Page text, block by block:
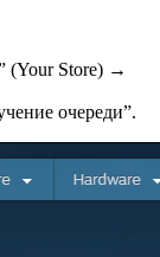
(Your Store) →
очереди”.